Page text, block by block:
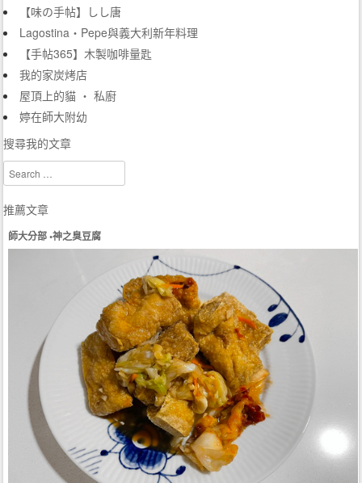
【味の手帖】しし唐
Lagostina‧Pepe與義大利新年料理
【手帖365】木製咖啡量匙
我的家炭烤店
屋頂上的貓 ‧ 私廚
婷在師大附幼
搜尋我的文章
Search
推薦文章
師大分部 •神之臭豆腐